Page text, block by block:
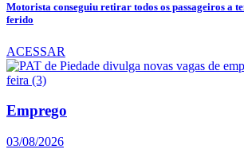
Motorista conseguiu retirar todos os passageiros a
ferido
ACESSAR
Emprego
03/08/2026